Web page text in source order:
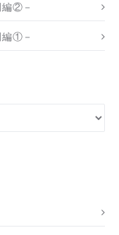
②－
①－